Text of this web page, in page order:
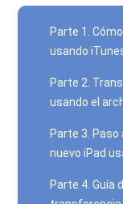
Parte 1.
usando
Parte 2.
usando el
Parte 3.
nuevo iPad
Parte 4. Guía